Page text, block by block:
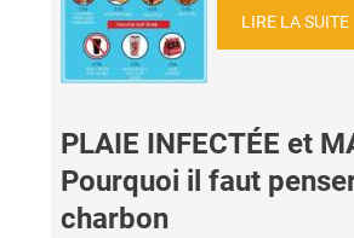
LIRE LA SUITE
PLAIE INFECTÉE et
Pourquoi il faut
charbon